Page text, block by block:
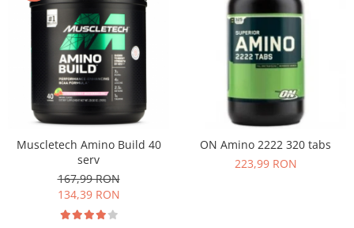
Muscletech Amino Build 40
serv
167,99 RON
134,39 RON
ON Amino 2222 320 tabs
223,99 RON